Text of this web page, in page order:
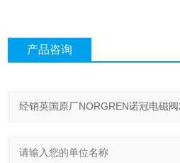
产品咨询